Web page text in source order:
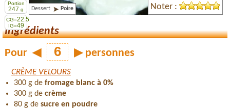
Portion
247 g
CG=22.5
IG=49
Dessert Poire Noter :
Ingrédients
Pour ◀ ▶ personnes
CRÈME VELOURS
300 g de fromage blanc à 0%
300 g de crème
80 g de sucre en poudre